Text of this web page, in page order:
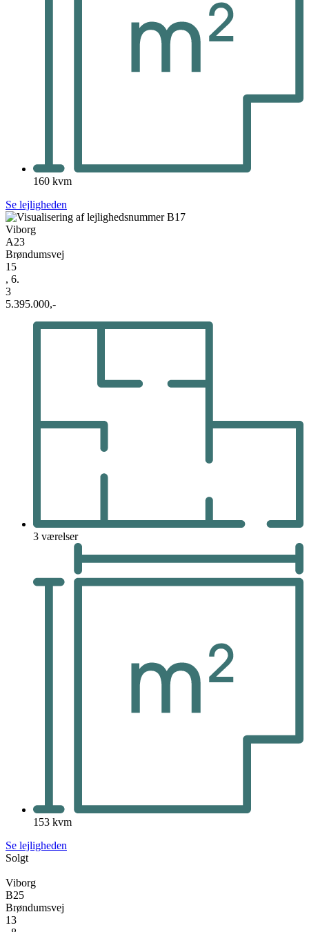
160 kvm
Se lejligheden
Viborg
A23
Brøndumsvej
15
, 6.
3
5.395.000,-
3 værelser
153 kvm
Se lejligheden
Solgt
Viborg
B25
Brøndumsvej
13